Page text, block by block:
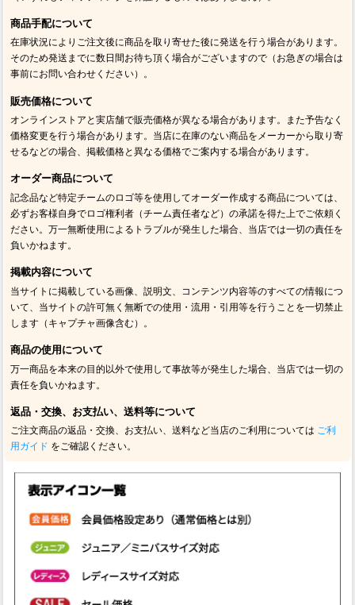
商品手配について
在庫状況によりご注文後に商品を取り寄せた後に発送を行う場合があります。
そのため発送までに数日間お待ち頂く場合がございますので（お急ぎの場合は
事前にお問い合わせください）。
販売価格について
オンラインストアと実店舗で販売価格が異なる場合があります。また予告なく
価格変更を行う場合があります。当店に在庫のない商品をメーカーから取り寄
せるなどの場合、掲載価格と異なる価格でご案内する場合があります。
オーダー商品について
記念品など特定チームのロゴ等を使用してオーダー作成する商品については、
必ずお客様自身でロゴ権利者（チーム責任者など）の承諾を得た上でご依頼く
ださい。万一無断使用によるトラブルが発生した場合、当店では一切の責任を
負いかねます。
掲載内容について
当サイトに掲載している画像、説明文、コンテンツ内容等のすべての情報につ
いて、当サイトの許可無く無断での使用・流用・引用等を行うことを一切禁止
します（キャプチャ画像含む）。
商品の使用について
万一商品を本来の目的以外で使用して事故等が発生した場合、当店では一切の
責任を負いかねます。
返品・交換、お支払い、送料等について
ご注文商品の返品・交換、お支払い、送料など当店のご利用については ご利
用ガイド をご確認ください。